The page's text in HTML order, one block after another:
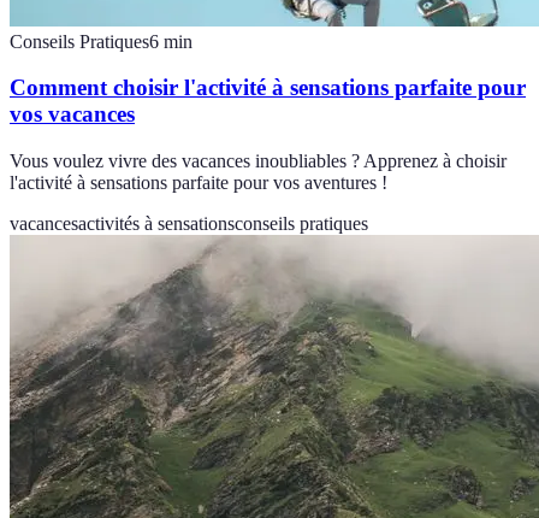
Conseils Pratiques6 min
Comment choisir l'activité à sensations parfaite pour
vos vacances
Vous voulez vivre des vacances inoubliables ? Apprenez à choisir
l'activité à sensations parfaite pour vos aventures !
vacancesactivités à sensationsconseils pratiques